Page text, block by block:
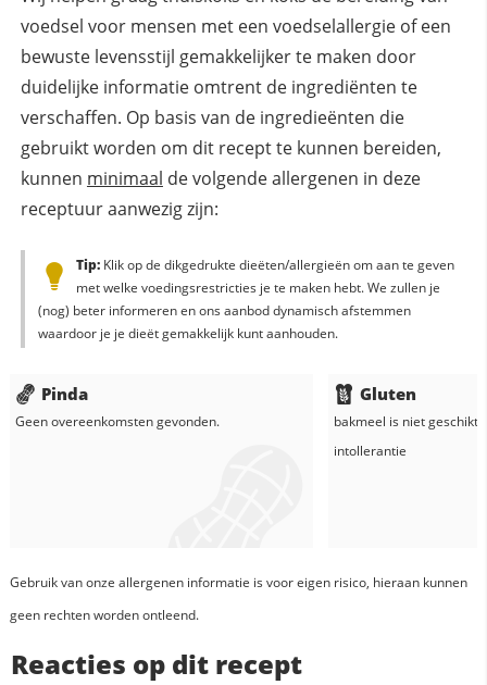
voedsel voor mensen met een voedselallergie of een
bewuste levensstijl gemakkelijker te maken door
duidelijke informatie omtrent de ingrediënten te
verschaffen. Op basis van de ingredieënten die
gebruikt worden om dit recept te kunnen bereiden,
kunnen minimaal de volgende allergenen in deze
receptuur aanwezig zijn:
Tip:Klik op de dikgedrukte dieëten/allergieën om aan te geven
met welke voedingsrestricties je te maken hebt. We zullen je
(nog) beter informeren en ons aanbod dynamisch afstemmen
waardoor je je dieët gemakkelijk kunt aanhouden.
Pinda
Geen overeenkomsten gevonden.
Gluten
bakmeel is niet geschikt
intollerantie
Gebruik van onze allergenen informatie is voor eigen risico, hieraan kunnen
geen rechten worden ontleend.
Reacties op dit recept